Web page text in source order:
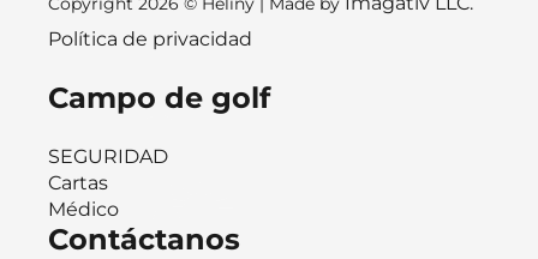
Política de privacidad
Campo de golf
SEGURIDAD
Cartas
Médico
Contáctanos